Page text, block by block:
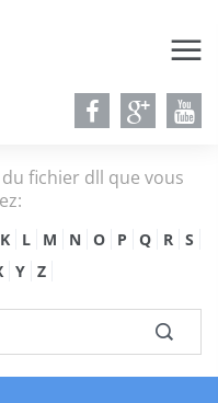
fichier dll que vous
K L M N O P Q R
S
Y Z